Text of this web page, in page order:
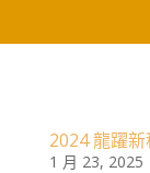
2024 龍躍新
1 月 23, 2025